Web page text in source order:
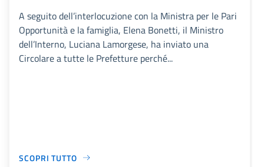
A seguito dell’interlocuzione con la Ministra per le Pari
Opportunità e la famiglia, Elena Bonetti, il Ministro
dell’Interno, Luciana Lamorgese, ha inviato una
Circolare a tutte le Prefetture perché...
SCOPRI TUTTO